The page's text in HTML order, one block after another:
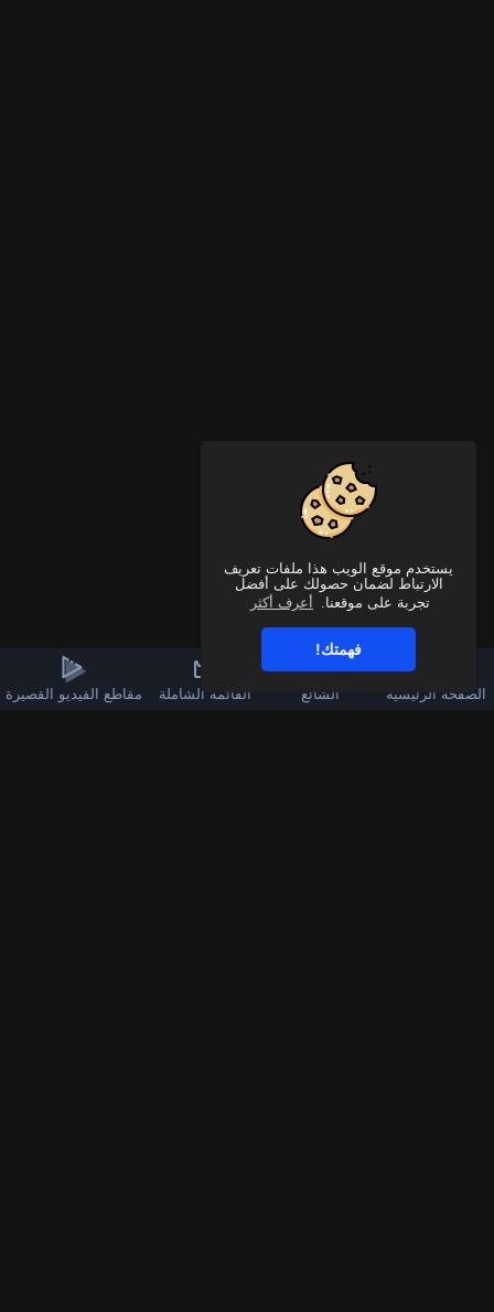
يستخدم موقع الويب هذا ملفات تعريف
الارتباط لضمان حصولك على أفضل
تجربة على موقعنا.
أعرف أكثر
فهمتك!
الصفحة الرئيسية الشائع القائمة الشاملة مقاطع الفيديو القصيرة